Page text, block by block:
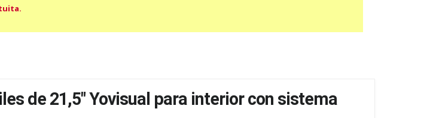
de 21,5" Yovisual para interior con sistema